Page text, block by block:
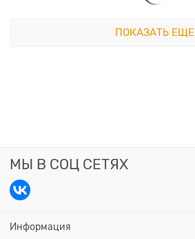
ПОКАЗАТЬ ЕЩЕ
МЫ В СОЦ СЕТЯХ
Информация